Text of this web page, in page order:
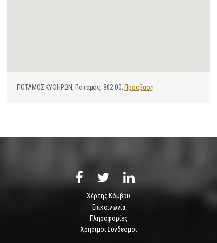
ΠΟΤΑΜΟΣ ΚΥΘΗΡΩΝ, Ποταμός, 802 00, Πρόσβαση
Χάρτης Κόμβου
Επικοινωνία
Πληροφορίες
Χρήσιμοι Σύνδεσμοι